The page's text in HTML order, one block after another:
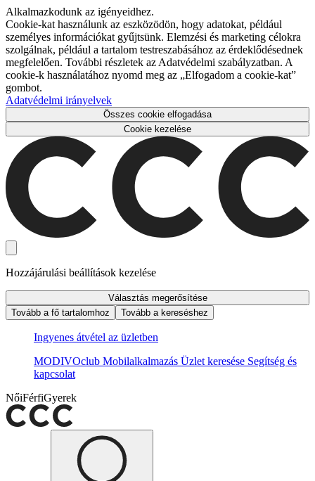
Alkalmazkodunk az igényeidhez.
Cookie-kat használunk az eszközödön, hogy adatokat, például
személyes információkat gyűjtsünk. Elemzési és marketing célokra
szolgálnak, például a tartalom testreszabásához az érdeklődésednek
megfelelően. További részletek az Adatvédelmi szabályzatban. A
cookie-k használatához nyomd meg az „Elfogadom a cookie-kat”
gombot.
Adatvédelmi irányelvek
Összes cookie elfogadása
Cookie kezelése
Hozzájárulási beállítások kezelése
Választás megerősítése
Tovább a fő tartalomhoz
Tovább a kereséshez
Ingyenes átvétel az üzletben
MODIVOclub Mobilalkalmazás Üzlet keresése Segítség és
kapcsolat
NőiFérfiGyerek